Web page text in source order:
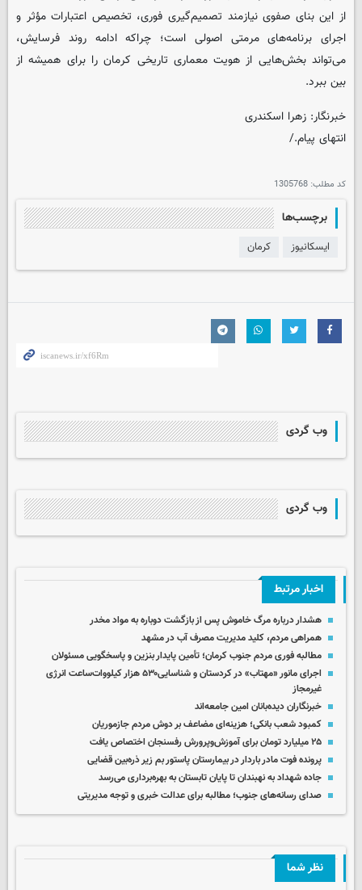
از این بنای صفوی نیازمند تصمیم‌گیری فوری، تخصیص اعتبارات مؤثر و
اجرای برنامه‌های مرمتی اصولی است؛ چراکه ادامه روند فرسایش،
می‌تواند بخش‌هایی از هویت معماری تاریخی کرمان را برای همیشه از
بین ببرد.
خبرنگار: زهرا اسکندری
انتهای پیام./
کد مطلب: 1305768
برچسب‌ها
ایسکانیوز کرمان
وب گردی
وب گردی
اخبار مرتبط
هشدار درباره مرگ خاموش پس از بازگشت دوباره به مواد مخدر
همراهی مردم، کلید مدیریت مصرف آب در مشهد
مطالبه فوری مردم جنوب کرمان؛ تأمین پایدار بنزین و پاسخگویی مسئولان
اجرای مانور ‌«مهتاب» در کردستان‌ و شناسایی۵۳۰ هزار کیلووات‌ساعت انرژی
غیرمجاز ‌
خبرنگاران دیده‌بانان امین جامعه‌اند
کمبود شعب بانکی؛ هزینه‌ای مضاعف بر دوش مردم جازموریان
۲۵ میلیارد تومان برای آموزش‌وپرورش رفسنجان اختصاص یافت
پرونده فوت مادر باردار در بیمارستان پاستور بم زیر ذره‌بین قضایی
جاده شهداد به نهبندان تا پایان تابستان به بهره‌برداری می‌رسد
صدای رسانه‌های جنوب؛ مطالبه برای عدالت خبری و توجه مدیریتی
نظر شما